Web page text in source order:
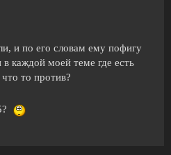
и по его словам ему пофигу
в каждой моей теме где есть
то против?